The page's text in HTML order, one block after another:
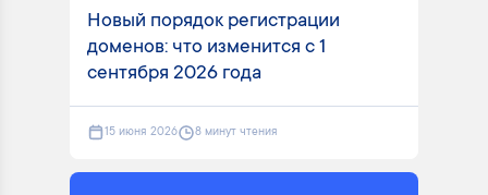
Новый порядок регистрации
доменов: что изменится с 1
сентября 2026 года
15 июня 2026 8 минут чтения